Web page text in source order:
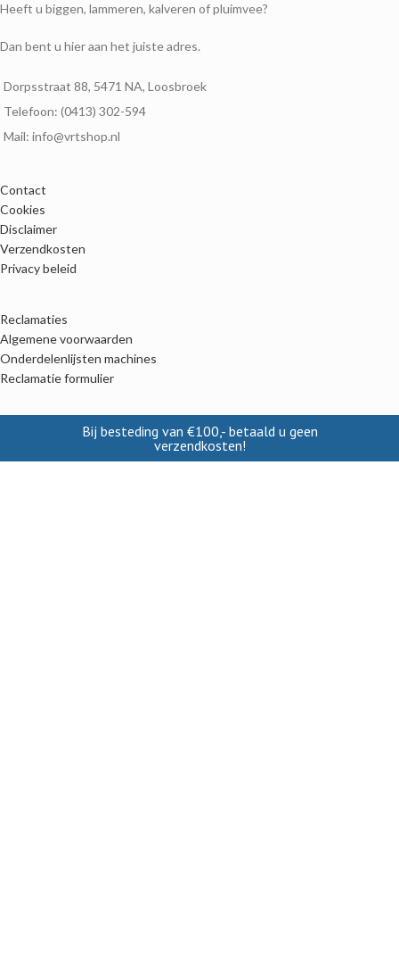
Heeft u biggen, lammeren, kalveren of pluimvee?
Dan bent u hier aan het juiste adres.
Dorpsstraat 88, 5471 NA, Loosbroek
Telefoon: (0413) 302-594
Mail: info@vrtshop.nl
Contact
Cookies
Disclaimer
Verzendkosten
Privacy beleid
Reclamaties
Algemene voorwaarden
Onderdelenlijsten machines
Reclamatie formulier
Alle categoriënBij besteding van €100,- betaald u geen
verzendkosten!